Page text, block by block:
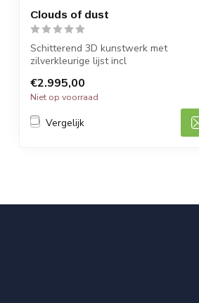
Clouds of dust
Schitterend 3D kunstwerk met
zilverkleurige lijst incl
€2.995,00
Niet op voorraad
Vergelijk